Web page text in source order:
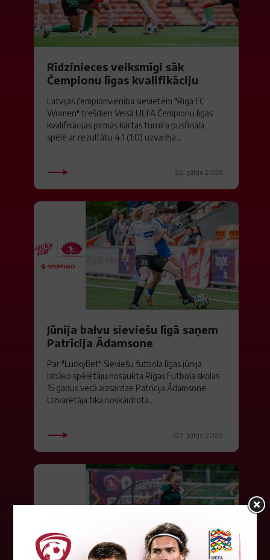
Rīdzinieces veiksmīgi sāk
Čempionu līgas kvalifikāciju
Latvijas čempionvienība sievietēm "Riga FC
Women" trešdien Velsā UEFA Čempionu līgas
kvalifikācijas pirmās kārtas turnīra pusfināla
spēlē ar rezultātu 4:1 (1:0) uzvarēja...
22. jūlijs 2026.
Jūnija balvu sieviešu līgā saņem
Patrīcija Ādamsone
Par "LuckyBet" Sieviešu futbola līgas jūnija
labāko spēlētāju nosaukta Rīgas Futbola skolas
15 gadus vecā aizsardze Patrīcija Ādamsone.
Uzvarētāja tika noskaidrota...
07. jūlijs 2026.